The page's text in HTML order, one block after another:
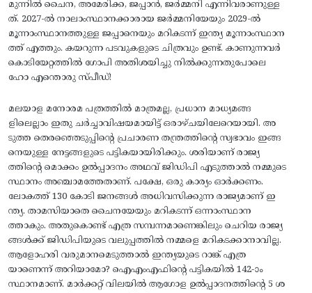
മുന്നിൽ ചൈന, അമേരിക്ക, ജപ്പാൻ, ജർമ്മനി എന്നിവരാണുള്ള
ത്. 2027-ൽ നാലാംസ്ഥാനക്കാരായ ജർമ്മനിയേയും 2029-ൽ
മൂന്നാംസ്ഥാനത്തുള്ള ജപ്പാനെയും മറികടന്ന് ഇന്ത്യ മൂന്നാംസ്ഥാന
ത്ത് എത്തും. കയറുന്ന പടവുകളുടെ ചിത്രവും ഉണ്ട്. കാണുന്നവർ
കൊടിയേറ്റത്തിൽ ഗോപി അതിശയിച്ചു നിൽക്കുന്നതുപോലെ
ഹോ എന്തൊരു സ്പീഡ്!
മലയാള മനോരമ പത്രത്തിൽ മാത്രമല്ല, പ്രധാന മാധ്യമങ്ങ
ളിലെല്ലാം ഇതു ചർച്ചാവിഷയമായിട്ട് ഒരാഴ്ചയിലേറെയായി. അ
ടുത്ത തെരഞ്ഞെടുപ്പിന്റെ പ്രചാരണ തന്ത്രത്തിന്റെ സ്വഭാവം ഇങ്ങ
നെയുള്ള നേട്ടങ്ങളുടെ പട്ടികയായിരിക്കും. ശരിയാണ് രാജ്യ
ത്തിന്റെ മൊക്കം ഉൽപ്പാദനം അഥവ് ജിഡിപി എടുത്താൽ നമ്മുടെ
സ്ഥാനം അഞ്ചാമത്തേതാണ്. പക്ഷേ, ഒരു കാര്യം ഓർക്കണം.
ലോകത്ത് 130 കോടി ജനങ്ങൾ അധിവസിക്കുന്ന രാജ്യമാണ് ഇ
ന്ത്യ. താമസിയാതെ ചൈനയേയും മറികടന്ന് ഒന്നാംസ്ഥാന
ത്താകും. അതുകൊണ്ട് എത്ര സമ്പന്നമാണെങ്കിലും ചെറിയ രാജ്യ
ങ്ങൾക്ക് ജിഡിപിയുടെ വലുപ്പത്തിൽ നമ്മളെ മറികടക്കാനാവില്ല.
ആളോഹരി വരുമാനമെടുത്താൽ ഇന്ത്യയുടെ റാങ്ക് എത്ര
യാണെന്ന് അറിയാമോ? ഐഎംഎഫിന്റെ പട്ടികയിൽ 142-ാം
സ്ഥാനമാണ്. മാർക്കറ്റ് വിലയിൽ ആഗോള ഉൽപ്പാദനത്തിന്റെ 5 ശ